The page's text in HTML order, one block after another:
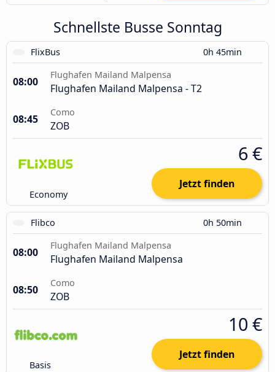
Schnellste Busse Sonntag
FlixBus 0h 45min
08:00
Flughafen Mailand Malpensa
Flughafen Mailand Malpensa - T2
08:45
Como
ZOB
Economy
6 €
Jetzt finden
Flibco 0h 50min
08:00
Flughafen Mailand Malpensa
Flughafen Mailand Malpensa
08:50
Como
ZOB
Basis
10 €
Jetzt finden